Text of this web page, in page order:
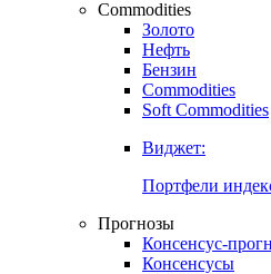
Commodities
Золото
Нефть
Бензин
Commodities
Soft Commodities
Виджет:
Портфели
Прогнозы
Консенсус-
Консенсусы